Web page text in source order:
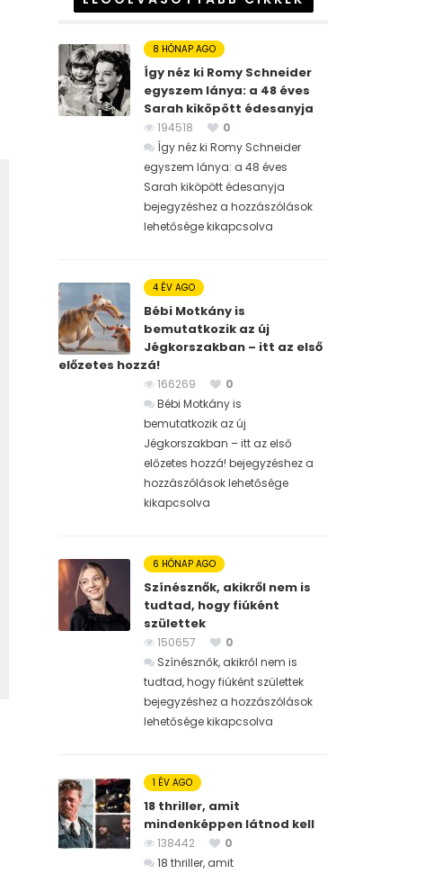
8 HÓNAP AGO
Így néz ki Romy Schneider
egyszem lánya: a 48 éves
Sarah kiköpött édesanyja
194518
0
Így néz ki Romy Schneider
egyszem lánya: a 48 éves
Sarah kiköpött édesanyja
bejegyzéshez a hozzászólások
lehetősége kikapcsolva
4 ÉV AGO
Bébi Motkány is
bemutatkozik az új
Jégkorszakban – itt az első
előzetes hozzá!
166269
0
Bébi Motkány is
bemutatkozik az új
Jégkorszakban – itt az első
előzetes hozzá! bejegyzéshez a
hozzászólások lehetősége
kikapcsolva
6 HÓNAP AGO
Színésznők, akikről nem is
tudtad, hogy fiúként
születtek
150657
0
Színésznők, akikről nem is
tudtad, hogy fiúként születtek
bejegyzéshez a hozzászólások
lehetősége kikapcsolva
1 ÉV AGO
18 thriller, amit
mindenképpen látnod kell
138442
0
18 thriller, amit